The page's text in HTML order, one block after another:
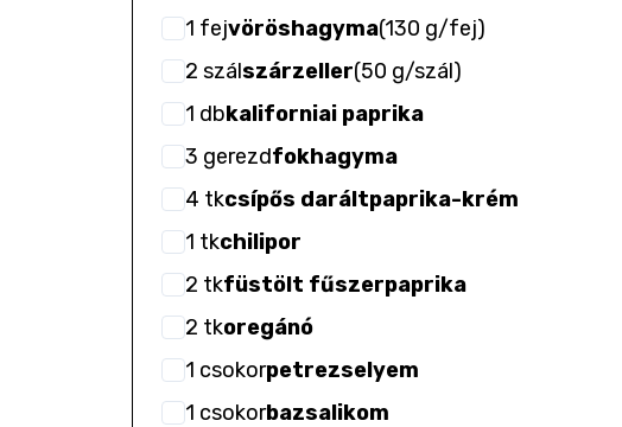
1 fejvöröshagyma(130 g/fej)
2 szálszárzeller(50 g/szál)
1 dbkaliforniai paprika
3 gerezdfokhagyma
4 tkcsípős daráltpaprika-krém
1 tkchilipor
2 tkfüstölt fűszerpaprika
2 tkoregánó
1 csokorpetrezselyem
1 csokorbazsalikom